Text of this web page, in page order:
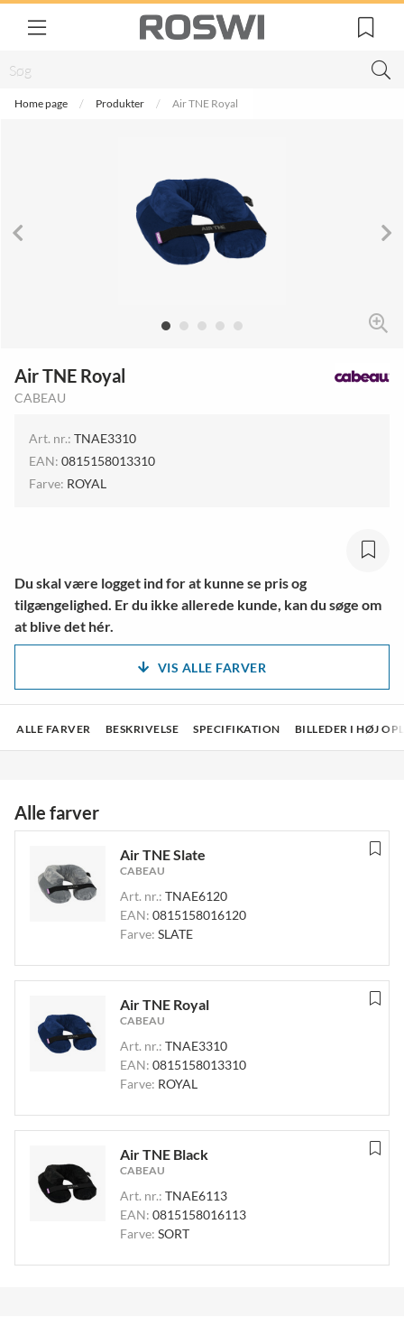
Home page Produkter Air TNE Royal
Air TNE Royal
CABEAU
Art. nr.: TNAE3310
EAN: 0815158013310
Farve: ROYAL
Du skal være logget ind for at kunne se pris og
tilgængelighed. Er du ikke allerede kunde, kan du søge om
at blive det hér.
VIS ALLE FARVER
ALLE FARVER BESKRIVELSE SPECIFIKATION BILLEDER I HØJ
Alle farver
Air TNE Slate
CABEAU
Art. nr.: TNAE6120
EAN: 0815158016120
Farve: SLATE
Air TNE Royal
CABEAU
Art. nr.: TNAE3310
EAN: 0815158013310
Farve: ROYAL
Air TNE Black
CABEAU
Art. nr.: TNAE6113
EAN: 0815158016113
Farve: SORT